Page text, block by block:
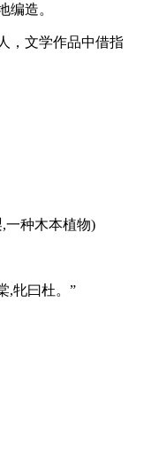
编造。
，文学作品中借指
一种木本植物)
,牝曰杜。”